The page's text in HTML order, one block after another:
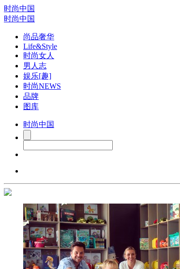
时尚中国
时尚中国
尚品奢华
Life&Style
时尚女人
男人志
娱乐[趣]
时尚NEWS
品牌
图库
时尚中国